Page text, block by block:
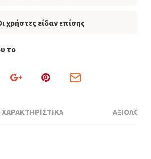
χρήστες είδαν επίσης
το
ΧΑΡΑΚΤΗΡΙΣΤΙΚΑ